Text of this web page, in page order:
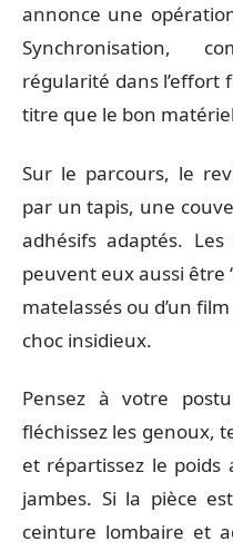
annonce une
Synchronisation,
régularité dans l’effort
titre que le bon
Sur le parcours, le
par un tapis, une
adhésifs adaptés.
peuvent eux aussi être
matelassés ou d’un
choc insidieux.
Pensez à votre
fléchissez les genoux,
et répartissez le poids
jambes. Si la pièce
ceinture lombaire et